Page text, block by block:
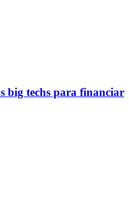
big techs para financiar